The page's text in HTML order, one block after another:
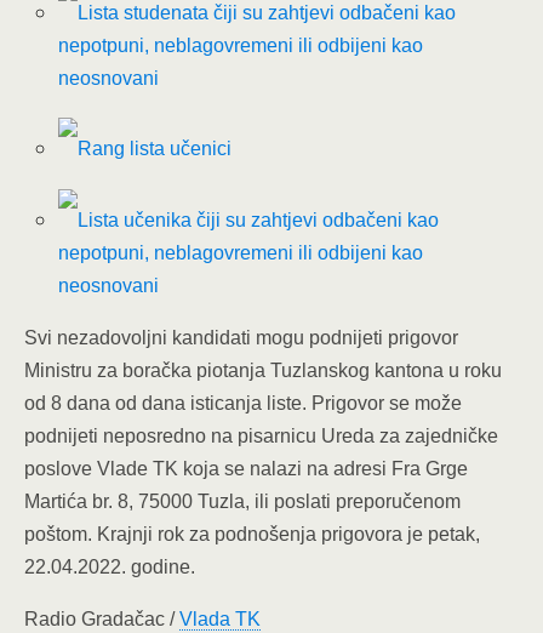
Lista studenata čiji su zahtjevi odbačeni kao
nepotpuni, neblagovremeni ili odbijeni kao
neosnovani
Rang lista učenici
Lista učenika čiji su zahtjevi odbačeni kao
nepotpuni, neblagovremeni ili odbijeni kao
neosnovani
Svi nezadovoljni kandidati mogu podnijeti prigovor
Ministru za boračka piotanja Tuzlanskog kantona u roku
od 8 dana od dana isticanja liste. Prigovor se može
podnijeti neposredno na pisarnicu Ureda za zajedničke
poslove Vlade TK koja se nalazi na adresi Fra Grge
Martića br. 8, 75000 Tuzla, ili poslati preporučenom
poštom. Krajnji rok za podnošenja prigovora je petak,
22.04.2022. godine.
Radio Gradačac /Vlada TK